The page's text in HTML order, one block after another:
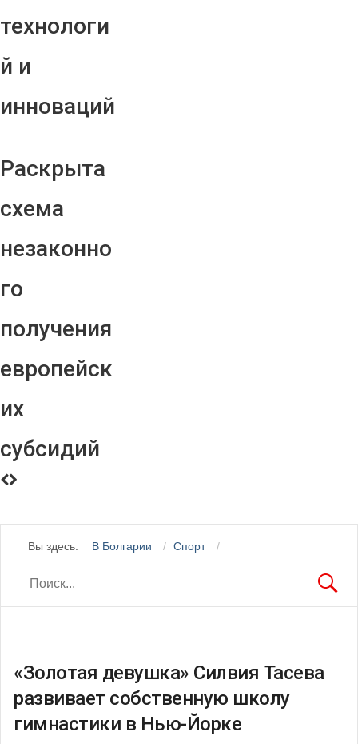
технологи
й и
инноваций
Раскрыта
схема
незаконно
го
получения
европейск
их
субсидий
Вы здесь: В Болгарии Спорт
«Золотая девушка» Силвия Тасева
развивает собственную школу
гимнастики в Нью-Йорке